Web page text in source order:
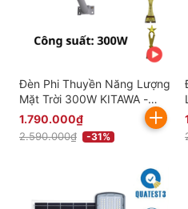
Đèn Phi Thuyền Năng Lượng
Mặt Trời 300W KITAWA -
PT3300
1.790.000₫
2.590.000₫ -31%